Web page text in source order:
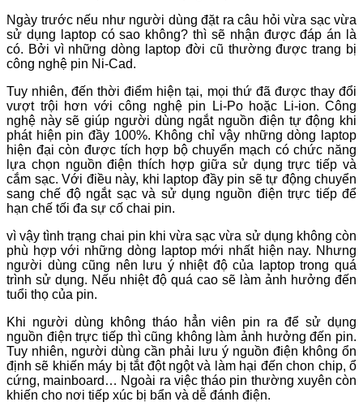
Ngày trước nếu như người dùng đặt ra câu hỏi vừa sạc vừa
sử dụng laptop có sao không? thì sẽ nhận được đáp án là
có. Bởi vì những dòng laptop đời cũ thường được trang bị
công nghệ pin Ni-Cad.
Tuy nhiên, đến thời điểm hiện tại, mọi thứ đã được thay đổi
vượt trội hơn với công nghệ pin Li-Po hoặc Li-ion. Công
nghệ này sẽ giúp người dùng ngắt nguồn điện tự động khi
phát hiện pin đầy 100%. Không chỉ vậy những dòng laptop
hiện đại còn được tích hợp bộ chuyển mạch có chức năng
lựa chọn nguồn điện thích hợp giữa sử dụng trực tiếp và
cắm sạc. Với điều này, khi laptop đầy pin sẽ tự động chuyển
sang chế độ ngắt sạc và sử dụng nguồn điện trực tiếp để
hạn chế tối đa sự cố chai pin.
vì vậy tình trạng chai pin khi vừa sạc vừa sử dụng không còn
phù hợp với những dòng laptop mới nhất hiện nay. Nhưng
người dùng cũng nên lưu ý nhiệt độ của laptop trong quá
trình sử dụng. Nếu nhiệt độ quá cao sẽ làm ảnh hưởng đến
tuổi thọ của pin.
Khi người dùng không tháo hẳn viên pin ra để sử dụng
nguồn điện trực tiếp thì cũng không làm ảnh hưởng đến pin.
Tuy nhiên, người dùng cần phải lưu ý nguồn điện không ổn
định sẽ khiến máy bị tắt đột ngột và làm hại đến chon chip, ổ
cứng, mainboard… Ngoài ra việc tháo pin thường xuyên còn
khiến cho nơi tiếp xúc bị bẩn và dễ đánh điện.